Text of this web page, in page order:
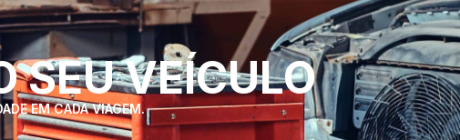
SEU VEÍCULO
EM CADA VIAGEM.